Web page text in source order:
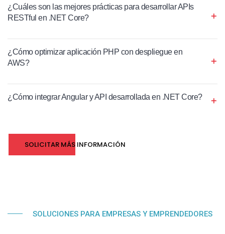
¿Cuáles son las mejores prácticas para desarrollar APIs
RESTful en .NET Core?
¿Cómo optimizar aplicación PHP con despliegue en
AWS?
¿Cómo integrar Angular y API desarrollada en .NET Core?
SOLICITAR MÁS INFORMACIÓN
SOLUCIONES PARA EMPRESAS Y EMPRENDEDORES